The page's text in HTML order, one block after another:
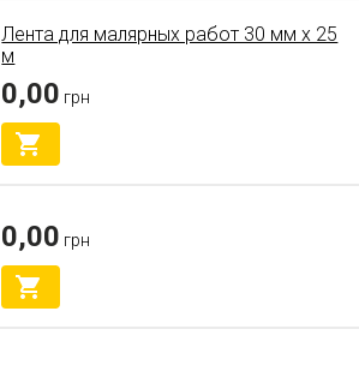
Лента для малярных работ 30 мм х 25
м
0,00 грн
0,00 грн